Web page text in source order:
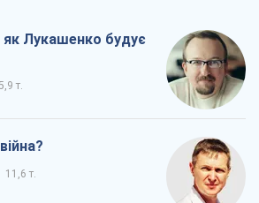
як Лукашенко будує
т.
11,6 т.